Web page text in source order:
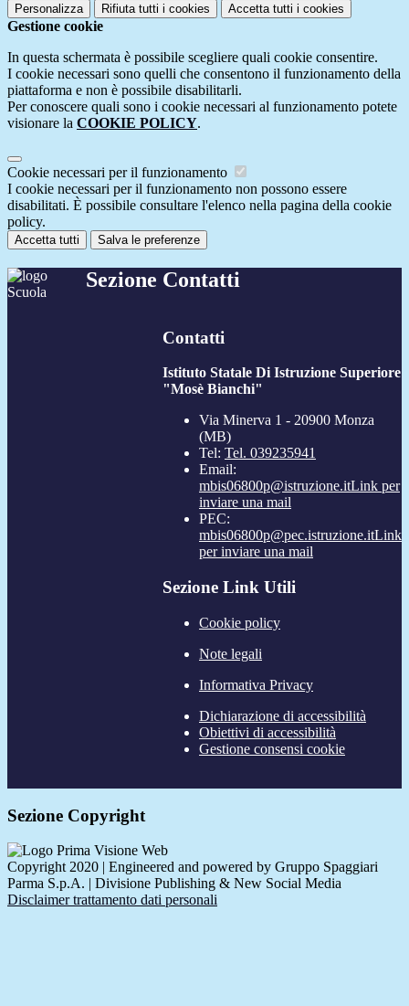
Personalizza Rifiuta tutti i cookies Accetta tutti i cookies
Gestione cookie
In questa schermata è possibile scegliere quali cookie consentire.
I cookie necessari sono quelli che consentono il funzionamento della
piattaforma e non è possibile disabilitarli.
Per conoscere quali sono i cookie necessari al funzionamento potete
visionare la COOKIE POLICY.
Cookie necessari per il funzionamento
I cookie necessari per il funzionamento non possono essere
disabilitati. È possibile consultare l'elenco nella pagina della cookie
policy.
Accetta tutti Salva le preferenze
Sezione Contatti
Contatti
Istituto Statale Di Istruzione Superiore
"Mosè Bianchi"
Via Minerva 1 - 20900 Monza
(MB)
Tel: Tel. 039235941
Email:
mbis06800p@istruzione.itLink per
inviare una mail
PEC:
mbis06800p@pec.istruzione.itLink
per inviare una mail
Sezione Link Utili
Cookie policy
Note legali
Informativa Privacy
Dichiarazione di accessibilità
Obiettivi di accessibilità
Gestione consensi cookie
Sezione Copyright
Copyright 2020 | Engineered and powered by Gruppo Spaggiari
Parma S.p.A. | Divisione Publishing & New Social Media
Disclaimer trattamento dati personali